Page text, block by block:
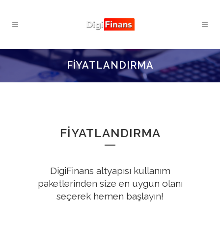
FİYATLANDIRMA
FİYATLANDIRMA
DigiFinans altyapısı kullanım
paketlerinden size en uygun olanı
seçerek hemen başlayın!